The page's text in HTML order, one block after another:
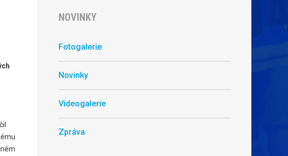
NOVINKY
Fotogalerie
Novinky
Videogalerie
Zpráva